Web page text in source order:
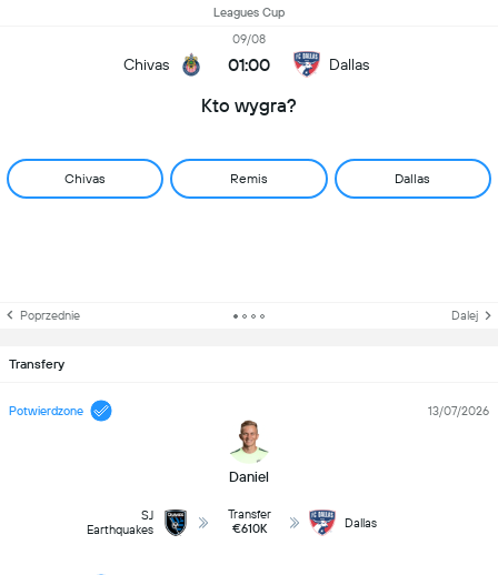
Leagues Cup
Chivas
09/08
01:00 Dallas
Kto wygra?
Chivas Remis Dallas
Poprzednie Dalej
Transfery
Potwierdzone
Daniel
13/07/2026
SJ
Earthquakes
Transfer
€610K
Dallas